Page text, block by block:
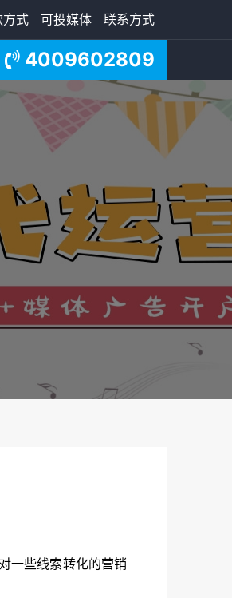
方式 可投媒体 联系方式
4009602809
一些线索转化的营销